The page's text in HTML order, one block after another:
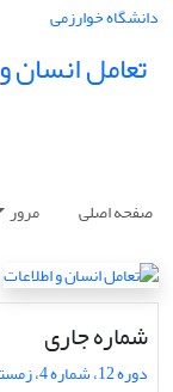
دانشگاه خوارزمی
تعامل انسان
صفحه اصلی مرور
شماره جاری
دوره 12، شماره 4، زمستان 1404